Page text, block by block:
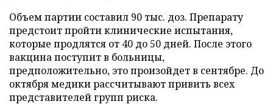
Объем партии составил 90 тыс. доз. Препарату
предстоит пройти клинические испытания,
которые продлятся от 40 до 50 дней. После этого
вакцина поступит в больницы,
предположительно, это произойдет в сентябре. До
октября медики рассчитывают привить всех
представителей групп риска.